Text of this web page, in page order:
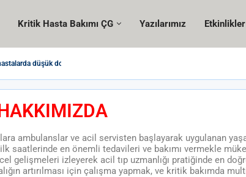
Kritik Hasta Bakımı ÇG Yazılarımız Etkinlikler
düşük doz metilprednizolon
ambulanslar ve acil servisten başlayarak uygulanan
saatlerinde en önemli tedavileri ve bakımı vermekle
gelişmeleri izleyerek acil tıp uzmanlığı pratiğinde en
artırılması için çalışma yapmak, ve kritik bakımda